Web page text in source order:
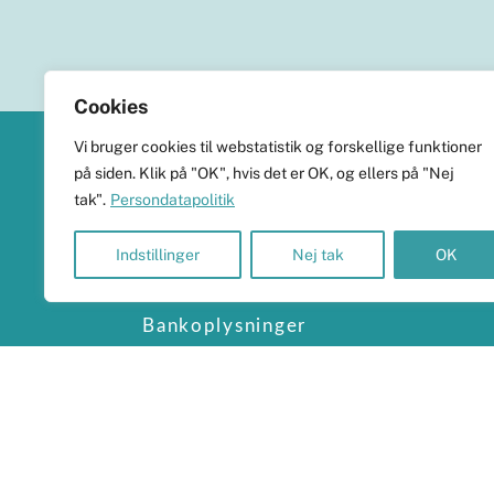
Cookies
Vi bruger cookies til webstatistik og forskellige funktioner
på siden. Klik på "OK", hvis det er OK, og ellers på "Nej
tak". Persondatapolitik
Indstillinger Nej tak OK
KlimaHub
Langøvej 13, 5900 Rudkøbing
skrivtil@klimahub.dk
Bankoplysninger